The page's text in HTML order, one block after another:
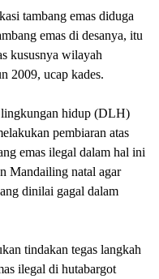
tambang emas diduga
emas di desanya, itu
kususnya wilayah
2009, ucap kades.
hidup (DLH)
pembiaran atas
emas ilegal dalam hal ini
Mandailing natal agar
dinilai gagal dalam
tindakan tegas langkah
ilegal di hutabargot